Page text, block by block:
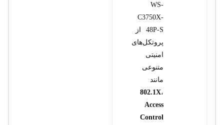
WS-
C3750X-
48P-S از
پروتکل‌های
امنیتی
متنوعی
مانند
802.1X،
Access
Control